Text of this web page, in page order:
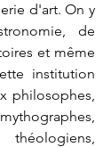
d'art. On y
de
et même
institution
philosophes,